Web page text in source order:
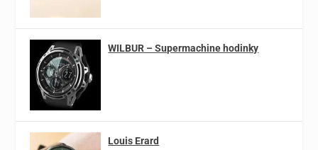
WILBUR – Supermachine hodinky
Louis Erard